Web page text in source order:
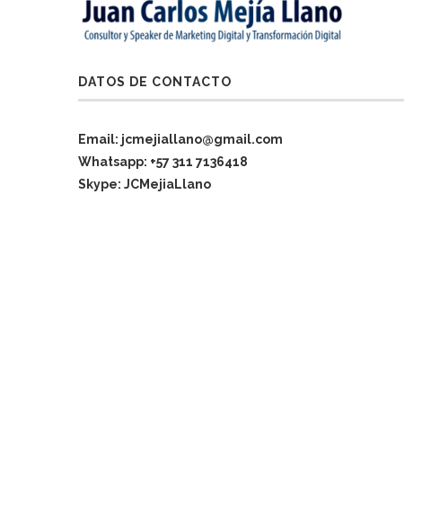
DATOS DE CONTACTO
Email: jcmejiallano@gmail.com
Whatsapp: +57 311 7136418
Skype: JCMejiaLlano